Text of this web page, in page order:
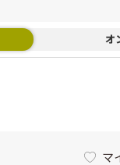
オ
マ